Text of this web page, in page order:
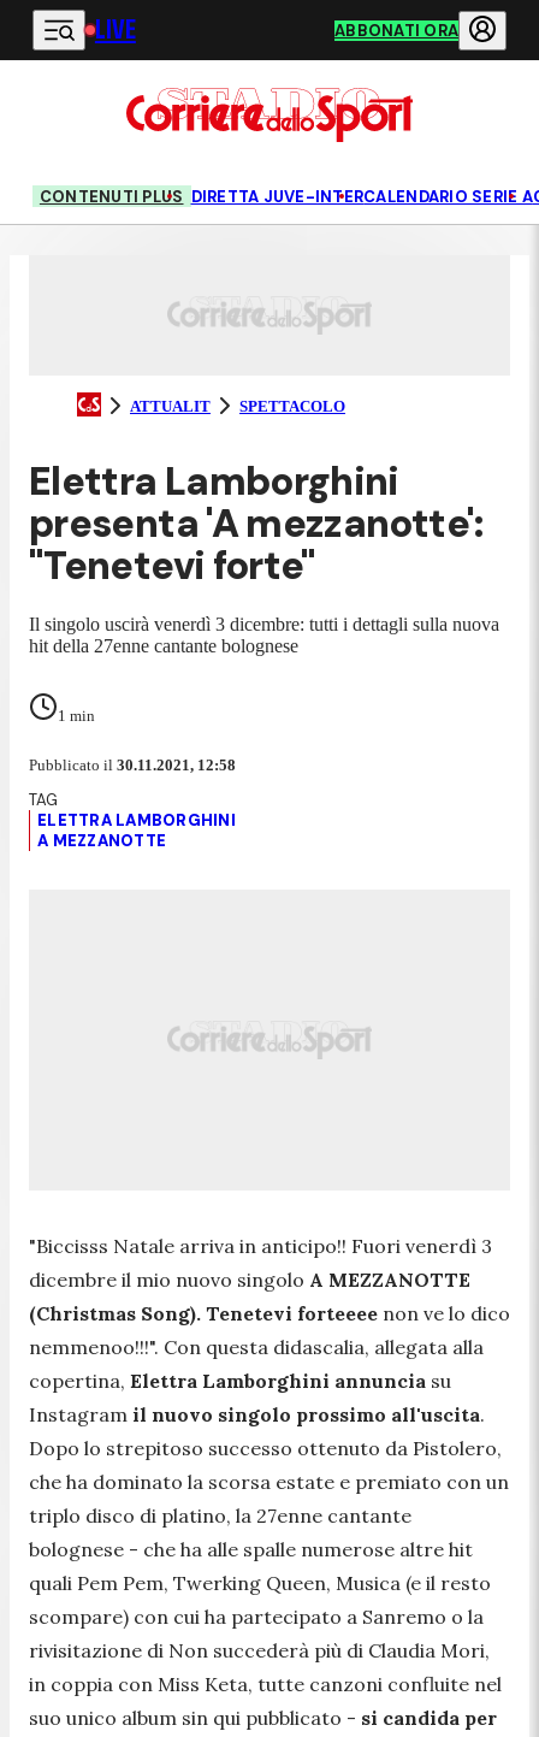
Vai al contenuto principale
LIVE ABBONATI ORA
CONTENUTI PLUS DIRETTA JUVE-INTERCALENDARIO SERIE A
ATTUALIT SPETTACOLO
Elettra Lamborghini
presenta 'A mezzanotte':
"Tenetevi forte"
Il singolo uscirà venerdì 3 dicembre: tutti i dettagli sulla nuova
hit della 27enne cantante bolognese
1 min
Pubblicato il 30.11.2021, 12:58
ELETTRA LAMBORGHINI
A MEZZANOTTE
"Biccisss Natale arriva in anticipo!! Fuori venerdì 3
dicembre il mio nuovo singolo A MEZZANOTTE
(Christmas Song). Tenetevi forteeee non ve lo dico
nemmenoo!!!". Con questa didascalia, allegata alla
copertina, Elettra Lamborghini annuncia su
Instagram il nuovo singolo prossimo all'uscita.
Dopo lo strepitoso successo ottenuto da Pistolero,
che ha dominato la scorsa estate e premiato con un
triplo disco di platino, la 27enne cantante
bolognese - che ha alle spalle numerose altre hit
quali Pem Pem, Twerking Queen, Musica (e il resto
scompare) con cui ha partecipato a Sanremo o la
rivisitazione di Non succederà più di Claudia Mori,
in coppia con Miss Keta, tutte canzoni confluite nel
suo unico album sin qui pubblicato - si candida per